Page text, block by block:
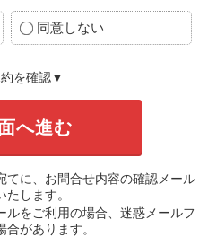
同意しない
を確認▼
に、お問合せ内容の確認メール
たします。
をご利用の場合、迷惑メールフ
合があります。